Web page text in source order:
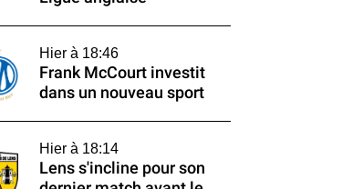
Hier à 18:46
Frank McCourt investit
dans un nouveau sport
Hier à 18:14
Lens s'incline pour son